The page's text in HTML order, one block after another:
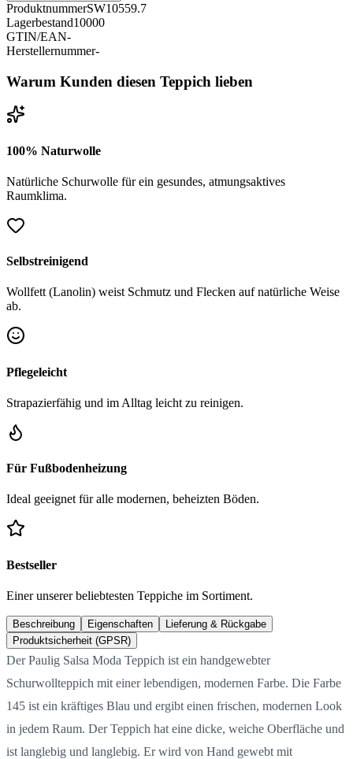
ProduktnummerSW10559.7
Lagerbestand10000
GTIN/EAN-
Herstellernummer-
Warum Kunden diesen Teppich lieben
100% Naturwolle
Natürliche Schurwolle für ein gesundes, atmungsaktives
Raumklima.
Selbstreinigend
Wollfett (Lanolin) weist Schmutz und Flecken auf natürliche Weise
ab.
Pflegeleicht
Strapazierfähig und im Alltag leicht zu reinigen.
Für Fußbodenheizung
Ideal geeignet für alle modernen, beheizten Böden.
Bestseller
Einer unserer beliebtesten Teppiche im Sortiment.
Beschreibung Eigenschaften
Lieferung & Rückgabe
Produktsicherheit (GPSR)
Der Paulig Salsa Moda Teppich ist ein handgewebter
Schurwollteppich mit einer lebendigen, modernen Farbe. Die Farbe
145 ist ein kräftiges Blau und ergibt einen frischen, modernen Look
in jedem Raum. Der Teppich hat eine dicke, weiche Oberfläche und
ist langlebig und langlebig. Er wird von Hand gewebt mit